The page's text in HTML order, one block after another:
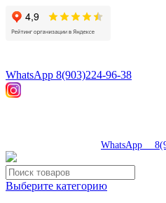
WhatsApp 8(903)224-96-38
WhatsApp
Выберите категорию